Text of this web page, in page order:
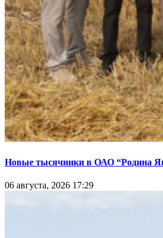
Новые тысячники в ОАО “Родина
06 августа, 2026 17:29